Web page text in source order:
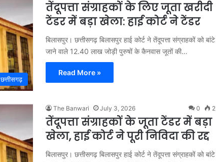
छत्तीसगढ़
तेंदूपत्ता संग्राहकों के लिए जूता खरीदी
टेंडर में बड़ा खेला: हाई कोर्ट ने टेंडर
बिलासपुर। छत्तीसगढ़ बिलासपुर हाई कोर्ट ने तेंदूपत्ता संग्राहकों को बांटे
जाने वाले 12.40 लाख जोड़ी पुरुषों के कैनवास जूतों की…
Read More »
The Banwari July 3, 2026 0 2
तेंदूपत्ता संग्राहकों के जूता टेंडर में बड़ा
खेला, हाई कोर्ट ने पूरी निविदा की रद्द
बिलासपुर। छत्तीसगढ़ बिलासपुर हाई कोर्ट ने तेंदूपत्ता संग्राहकों को बांटे